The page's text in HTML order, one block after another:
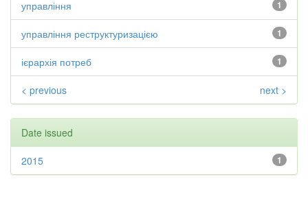
1
управління
1
управління реструктуризацією
1
ієрархія потреб
< previous next >
Date issued
1
2015